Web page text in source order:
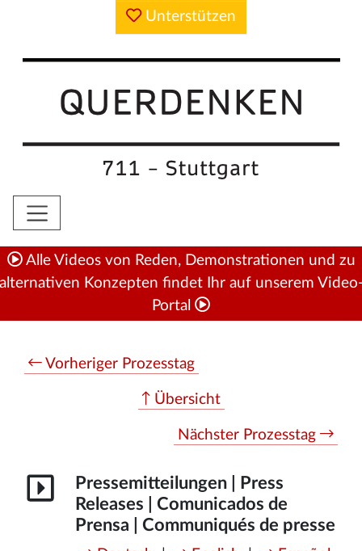
Unterstützen
Alle Videos von Reden, Demonstrationen und zu
Konzepten findet Ihr auf unserem
Portal
Vorheriger Prozesstag
Übersicht
Nächster Prozesstag
Pressemitteilungen | Press
Releases | Comunicados de
Prensa | Communiqués de presse